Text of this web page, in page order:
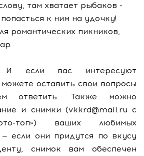
там хватает рыбаков -
к ним на удочку!
романтических пикников,
И если вас интересуют
оставить свои вопросы
ответить. Также можно
и снимки (vkkrd@mail.ru с
топ») ваших любимых
если они придутся по вкусу
снимок вам обеспечен